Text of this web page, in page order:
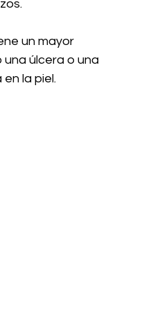
un mayor
úlcera o una
la piel.